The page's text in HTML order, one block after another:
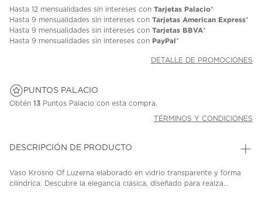
Hasta 12 mensualidades sin intereses con Tarjetas Palacio*
Hasta 9 mensualidades sin intereses con Tarjetas American Express*
Hasta 9 mensualidades sin intereses con Tarjetas BBVA*
Hasta 9 mensualidades sin intereses con PayPal*
DETALLE DE PROMOCIONES
PUNTOS PALACIO
Obtén 13 Puntos Palacio con esta compra.
TÉRMINOS Y CONDICIONES
DESCRIPCIÓN DE PRODUCTO
Vaso Krosno Of Luzerna elaborado en vidrio transparente y forma
cilíndrica. Descubre la elegancia clásica, diseñado para realza...